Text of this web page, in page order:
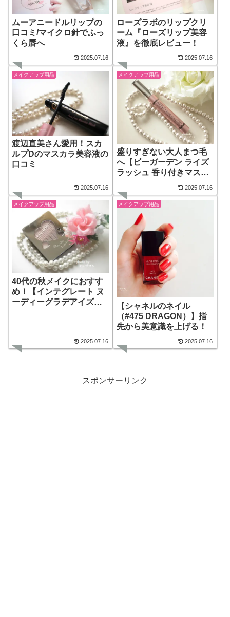
ムーアニードルリップの
口コミ/マイクロ針でふっ
くら唇へ
2025.07.16
ローズラボのリップクリ
ーム『ローズリップ美容
液』を徹底レビュー！
2025.07.16
メイクアップ用品
渡辺直美さん愛用！スカ
ルプDのマスカラ美容液の
口コミ
2025.07.16
メイクアップ用品
盛りすぎない大人まつ毛
へ【ビーガーデン ライズ
ラッシュ 香り付きマスカ
2025.07.16
メイクアップ用品
40代の秋メイクにおすす
め！【インテグレート ヌ
ーディーグラデアイズ】
2025.07.16
メイクアップ用品
【シャネルのネイル
（#475 DRAGON）】指
先から美意識を上げる！
2025.07.16
スポンサーリンク